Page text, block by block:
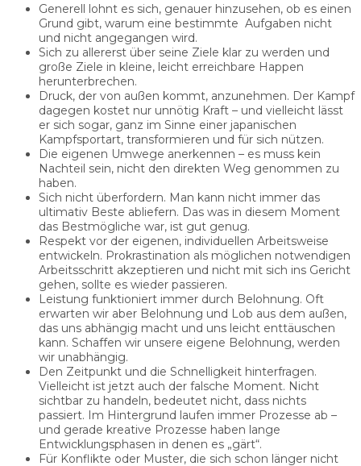
Generell lohnt es sich, genauer hinzusehen, ob es einen
Grund gibt, warum eine bestimmte Aufgaben nicht
und nicht angegangen wird.
Sich zu allererst über seine Ziele klar zu werden und
große Ziele in kleine, leicht erreichbare Happen
herunterbrechen.
Druck, der von außen kommt, anzunehmen. Der Kampf
dagegen kostet nur unnötig Kraft – und vielleicht lässt
er sich sogar, ganz im Sinne einer japanischen
Kampfsportart, transformieren und für sich nützen.
Die eigenen Umwege anerkennen – es muss kein
Nachteil sein, nicht den direkten Weg genommen zu
haben.
Sich nicht überfordern. Man kann nicht immer das
ultimativ Beste abliefern. Das was in diesem Moment
das Bestmögliche war, ist gut genug.
Respekt vor der eigenen, individuellen Arbeitsweise
entwickeln. Prokrastination als möglichen notwendigen
Arbeitsschritt akzeptieren und nicht mit sich ins Gericht
gehen, sollte es wieder passieren.
Leistung funktioniert immer durch Belohnung. Oft
erwarten wir aber Belohnung und Lob aus dem außen,
das uns abhängig macht und uns leicht enttäuschen
kann. Schaffen wir unsere eigene Belohnung, werden
wir unabhängig.
Den Zeitpunkt und die Schnelligkeit hinterfragen.
Vielleicht ist jetzt auch der falsche Moment. Nicht
sichtbar zu handeln, bedeutet nicht, dass nichts
passiert. Im Hintergrund laufen immer Prozesse ab –
und gerade kreative Prozesse haben lange
Entwicklungsphasen in denen es „gärt“.
Für Konflikte oder Muster, die sich schon länger nicht